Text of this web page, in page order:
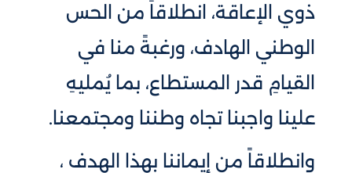
ذوي الإعاقة، انطلاقاً من الحس
الوطني الهادف، ورغبةً منا في
القيامِ قدر المستطاع، بما يُمليهِ
علينا واجبنا تجاه وطننا ومجتمعنا.
وانطلاقاً من إيماننا بهذا الهدف ،